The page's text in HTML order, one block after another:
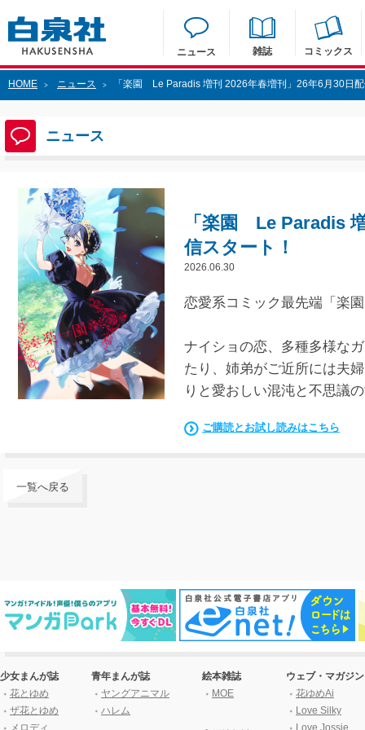
ニュース 雑誌 コミックス
HOME > ニュース > 「楽園 Le Paradis 増刊 2026年春増刊」26年6月30日
ニュース
「楽園 Le Paradis
信スタート！
2026.06.30
恋愛系コミック最先端「楽
ナイショの恋、多種多様な
たり、姉弟がご近所には夫
りと愛おしい混沌と不思議
ご購読とお試し読みはこちら
一覧へ戻る
少女まんが誌
花とゆめ
ザ花とゆめ
メロディ
青年まんが誌
ヤングアニマル
ハレム
絵本雑誌
MOE
ウェブ・マガジン
花ゆめAi
Love Silky
Love Jossie